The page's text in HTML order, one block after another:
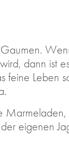
dann ist
feine Leben
Marmeladen,
eigenen